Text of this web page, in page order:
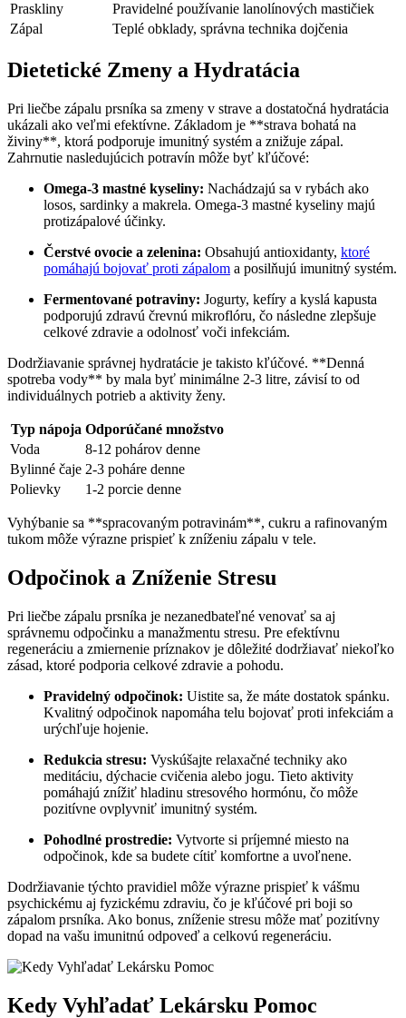
Praskliny
Pravidelné používanie lanolínových mastičiek
Zápal
Teplé obklady, správna ⁤technika dojčenia
Dietetické Zmeny ⁢a ​Hydratácia
Pri liečbe zápalu prsníka sa zmeny v strave a dostatočná hydratácia
ukázali ako veľmi efektívne. Základom je **strava bohatá na
živiny**, ktorá podporuje imunitný systém ‍a znižuje zápal.
Zahrnutie nasledujúcich potravín môže byť kľúčové:
Omega-3 mastné kyseliny: Nachádzajú sa v rybách ako
losos, sardinky a makrela. Omega-3 mastné kyseliny majú
protizápalové účinky.
Čerstvé ovocie a zelenina: Obsahujú antioxidanty, ktoré
pomáhajú bojovať proti zápalom a posilňujú imunitný‌ systém.
Fermentované potraviny: Jogurty, kefíry a kyslá ⁤kapusta
podporujú zdravú črevnú mikroflóru, čo následne zlepšuje
celkové zdravie a odolnosť voči infekciám.
Dodržiavanie správnej hydratácie je takisto kľúčové. **Denná ​
spotreba​ vody** by mala byť minimálne 2-3 litre, závisí to od
⁢individuálnych potrieb a aktivity ženy.
Typ nápoja Odporúčané množstvo
Voda
8-12 pohárov denne
Bylinné čaje 2-3 poháre denne
Polievky
1-2 porcie denne
Vyhýbanie sa ⁢**spracovaným potravinám**, cukru a rafinovaným
tukom ​môže výrazne prispieť k⁣ zníženiu‍ zápalu v tele.
Odpočinok a Zníženie ​Stresu
Pri liečbe zápalu prsníka je nezanedbateľné venovať sa aj
správnemu odpočinku a manažmentu stresu. Pre efektívnu
regeneráciu a zmiernenie príznakov je dôležité dodržiavať niekoľko
‍zásad, ktoré podporia celkové zdravie a pohodu.
Pravidelný‌ odpočinok: Uistite sa, že máte dostatok spánku.
Kvalitný odpočinok ⁤napomáha ‌telu bojovať ​proti infekciám a
⁣urýchľuje⁣ hojenie.
Redukcia stresu: Vyskúšajte relaxačné techniky ako
⁤meditáciu, dýchacie cvičenia​ alebo jogu. Tieto aktivity
pomáhajú znížiť hladinu stresového hormónu, čo môže
pozitívne ovplyvniť⁤ imunitný systém.
Pohodlné prostredie: ⁣Vytvorte ⁢si ⁣príjemné miesto na
odpočinok, kde sa budete cítiť ⁣komfortne a ⁣uvoľnene.
Dodržiavanie týchto pravidiel môže výrazne prispieť k vášmu
psychickému aj fyzickému ‌zdraviu, čo je kľúčové pri boji so
zápalom prsníka. Ako bonus, zníženie stresu ⁣môže mať pozitívny
dopad na vašu imunitnú odpoveď a celkovú regeneráciu.
Kedy ‌Vyhľadať Lekársku Pomoc